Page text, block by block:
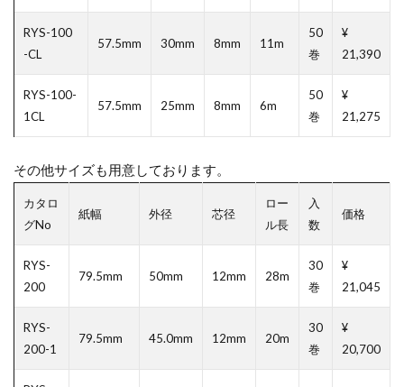
RYS-100
-CL
57.5mm 30mm 8mm 11m
50
巻
¥
21,390
RYS-100-
1CL
57.5mm 25mm 8mm 6m
50
巻
¥
21,275
その他サイズも用意しております。
カタロ
グNo
紙幅 外径 芯径
ロー
ル長
入
数
価格
RYS-
200
79.5mm 50mm 12mm 28m
30
巻
¥
21,045
RYS-
200-1
79.5mm 45.0mm 12mm 20m
30
巻
¥
20,700